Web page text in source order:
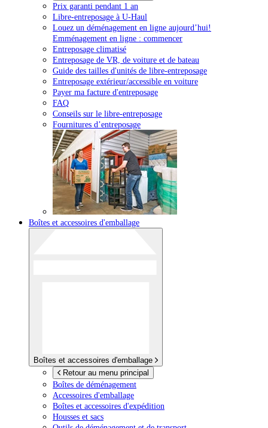
Prix garanti pendant 1 an
Libre-entreposage à U-Haul
Louez un déménagement en ligne aujourd’hui!
Emménagement en ligne : commencer
Entreposage climatisé
Entreposage de VR, de voiture et de bateau
Guide des tailles d'unités de libre-entreposage
Entreposage extérieur/accessible en voiture
Payer ma facture d'entreposage
FAQ
Conseils sur le libre-entreposage
Fournitures d’entreposage
Boîtes et accessoires d'emballage
Boîtes et accessoires d'emballage
Retour au menu principal
Boîtes de déménagement
Accessoires d'emballage
Boîtes et accessoires d'expédition
Housses et sacs